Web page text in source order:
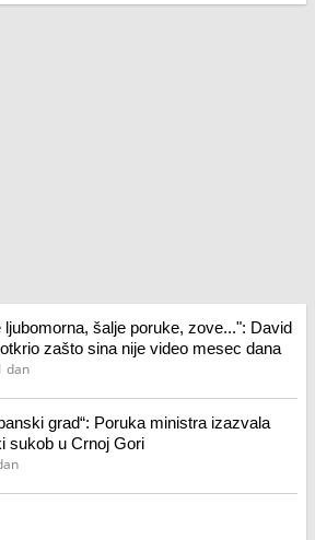
ljubomorna, šalje poruke, zove...": David
zašto sina nije video mesec dana
dan
grad“: Poruka ministra izazvala
sukob u Crnoj Gori